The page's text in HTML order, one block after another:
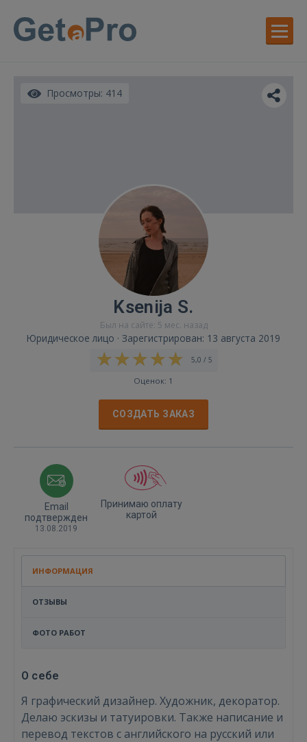
Просмотры: 414
Ksenija S.
Был на сайте: 5 мес. назад
Юридическое лицо · Зарегистрирован: 13 августа 2019
5,0 / 5
Оценок: 1
СОЗДАТЬ ЗАКАЗ
Email
подтвержден
13.08.2019
Принимаю оплату
картой
ИНФОРМАЦИЯ
ОТЗЫВЫ
ФОТО РАБОТ
О себе
Я графический дизайнер. Художник, декоратор.
Делаю эскизы и татуировки. Также написание и
перевод текстов с английского на русский или